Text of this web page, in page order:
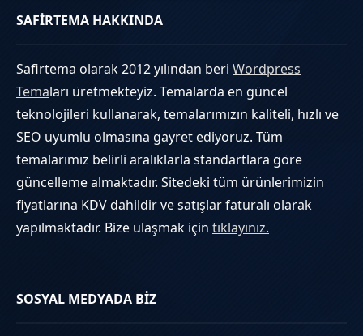
SAFİRTEMA HAKKINDA
Safirtema olarak 2012 yılından beri Wordpress
Temaları üretmekteyiz. Temalarda en güncel
teknolojileri kullanarak, temalarımızın kaliteli, hızlı ve
SEO uyumlu olmasına gayret ediyoruz. Tüm
temalarımız belirli aralıklarla standartlara göre
güncelleme almaktadır. Sitedeki tüm ürünlerimizin
fiyatlarına KDV dahildir ve satışlar faturalı olarak
yapılmaktadır. Bize ulaşmak için tıklayınız.
SOSYAL MEDYADA BİZ